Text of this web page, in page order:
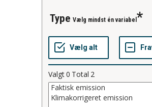
type Vælg mindst én variabel
Valgt0 Total 2